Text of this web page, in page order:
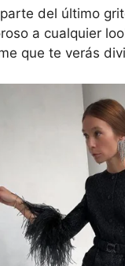
del último
a cualquier
que te verás